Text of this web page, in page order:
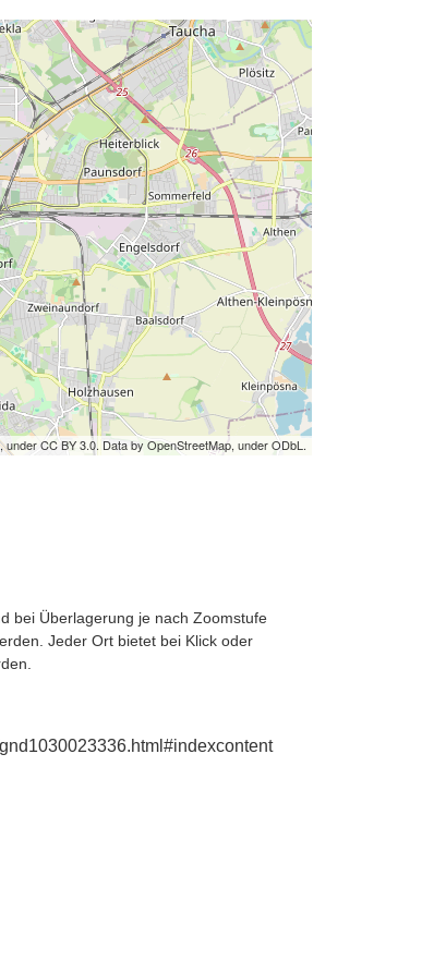
CC BY 3.0. Data by OpenStreetMap, under ODbL.
bei Überlagerung je nach Zoomstufe
Jeder Ort bietet bei Klick oder